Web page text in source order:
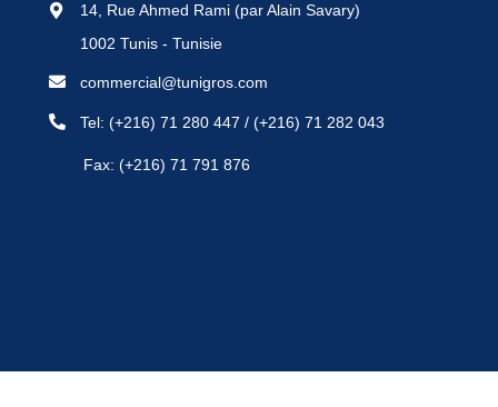
14, Rue Ahmed Rami (par Alain Savary)
1002 Tunis - Tunisie
commercial@tunigros.com
Tel:(+216) 71 280 447 /(+216) 71 282 043
Fax: (+216) 71 791 876